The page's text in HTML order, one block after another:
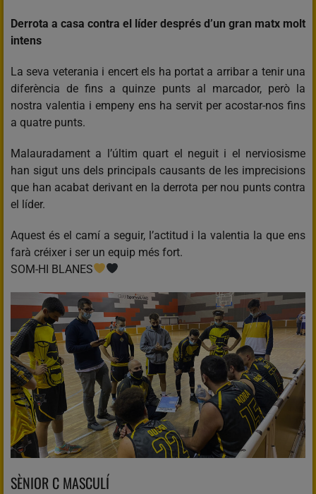
Derrota a casa contra el líder després d’un gran matx molt
intens
La seva veterania i encert els ha portat a arribar a tenir una
diferència de fins a quinze punts al marcador, però la
nostra valentia i empeny ens ha servit per acostar-nos fins
a quatre punts.
Malauradament a l’últim quart el neguit i el nerviosisme
han sigut uns dels principals causants de les imprecisions
que han acabat derivant en la derrota per nou punts contra
el líder.
Aquest és el camí a seguir, l’actitud i la valentia la que ens
farà créixer i ser un equip més fort.
SOM-HI BLANES
SÈNIOR C MASCULÍ